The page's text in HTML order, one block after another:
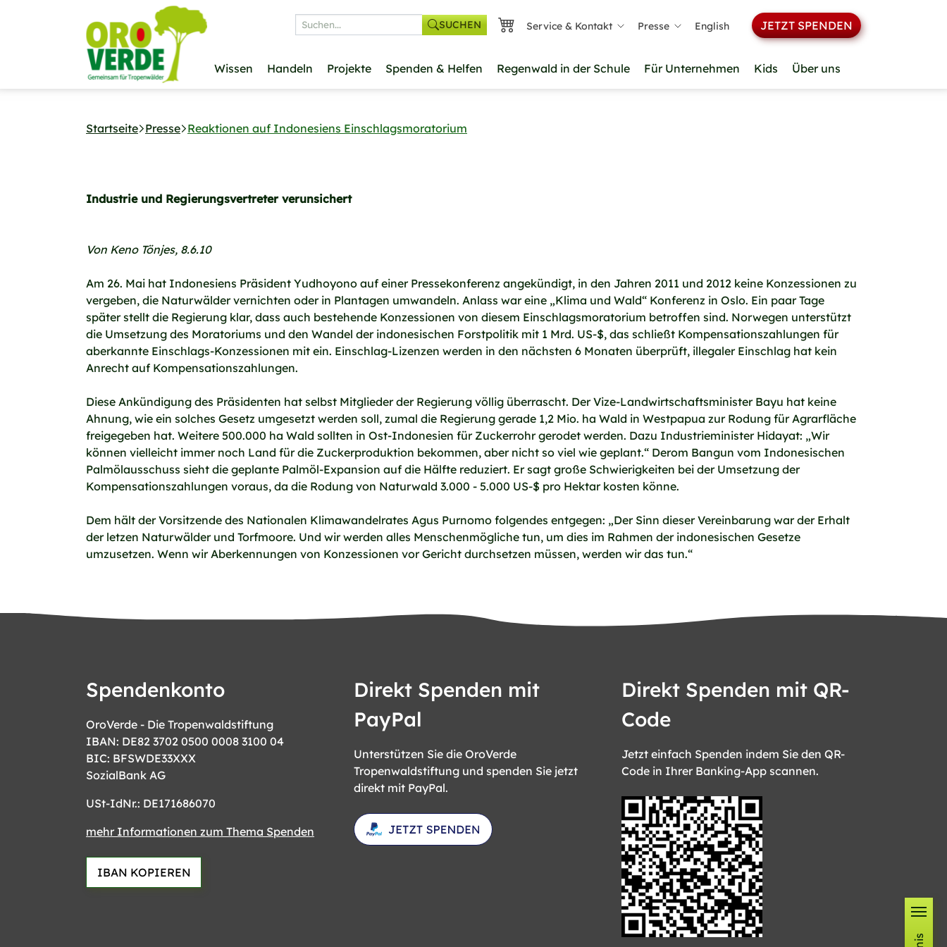
Suche
SUCHEN Service & Kontakt Presse English JETZT SPENDEN
Wissen Handeln Projekte Spenden & Helfen Regenwald in der Schule Für Unternehmen Kids Über uns
Startseite Presse Reaktionen auf Indonesiens Einschlagsmoratorium
Industrie und Regierungsvertreter verunsichert
Von Keno Tönjes, 8.6.10
Am 26. Mai hat Indonesiens Präsident Yudhoyono auf einer Pressekonferenz angekündigt, in den Jahren 2011 und 2012 keine Konzessionen zu
vergeben, die Naturwälder vernichten oder in Plantagen umwandeln. Anlass war eine „Klima und Wald“ Konferenz in Oslo. Ein paar Tage
später stellt die Regierung klar, dass auch bestehende Konzessionen von diesem Einschlagsmoratorium betroffen sind. Norwegen unterstützt
die Umsetzung des Moratoriums und den Wandel der indonesischen Forstpolitik mit 1 Mrd. US-$, das schließt Kompensationszahlungen für
aberkannte Einschlags-Konzessionen mit ein. Einschlag-Lizenzen werden in den nächsten 6 Monaten überprüft, illegaler Einschlag hat kein
Anrecht auf Kompensationszahlungen.
Diese Ankündigung des Präsidenten hat selbst Mitglieder der Regierung völlig überrascht. Der Vize-Landwirtschaftsminister Bayu hat keine
Ahnung, wie ein solches Gesetz umgesetzt werden soll, zumal die Regierung gerade 1,2 Mio. ha Wald in Westpapua zur Rodung für Agrarfläche
freigegeben hat. Weitere 500.000 ha Wald sollten in Ost-Indonesien für Zuckerrohr gerodet werden. Dazu Industrieminister Hidayat: „Wir
können vielleicht immer noch Land für die Zuckerproduktion bekommen, aber nicht so viel wie geplant.“ Derom Bangun vom Indonesischen
Palmölausschuss sieht die geplante Palmöl-Expansion auf die Hälfte reduziert. Er sagt große Schwierigkeiten bei der Umsetzung der
Kompensationszahlungen voraus, da die Rodung von Naturwald 3.000 - 5.000 US-$ pro Hektar kosten könne.
Dem hält der Vorsitzende des Nationalen Klimawandelrates Agus Purnomo folgendes entgegen: „Der Sinn dieser Vereinbarung war der Erhalt
der letzen Naturwälder und Torfmoore. Und wir werden alles Menschenmögliche tun, um dies im Rahmen der indonesischen Gesetze
umzusetzen. Wenn wir Aberkennungen von Konzessionen vor Gericht durchsetzen müssen, werden wir das tun.“
Spendenkonto
OroVerde - Die Tropenwaldstiftung
IBAN: DE82 3702 0500 0008 3100 04
BIC: BFSWDE33XXX
SozialBank AG
USt-IdNr.: DE171686070
mehr Informationen zum Thema Spenden
IBAN KOPIEREN
Direkt Spenden mit
PayPal
Unterstützen Sie die OroVerde
Tropenwaldstiftung und spenden Sie jetzt
direkt mit PayPal.
Direkt Spenden mit QR-
Code
Jetzt einfach Spenden indem Sie den QR-
Code in Ihrer Banking-App scannen.